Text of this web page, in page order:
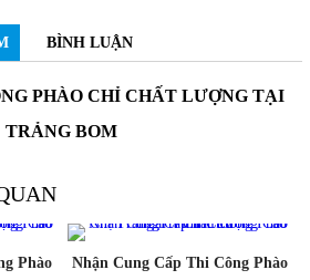
BÌNH LUẬN
PHÀO CHỈ CHẤT LƯỢNG TẠI
TRẢNG BOM
Phào
Nhận Cung Cấp Thi Công Phào